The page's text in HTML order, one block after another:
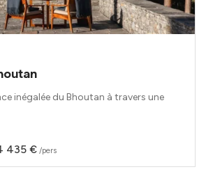
inégalée du Bhoutan à travers une
435 € /pers